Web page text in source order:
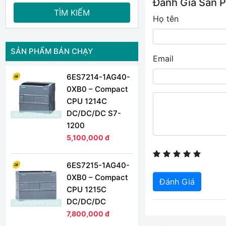
Đánh Giá Sản
Họ tên
Email
Đánh Giá
TÌM KIẾM
SẢN PHẨM BÁN CHẠY
6ES7214-1AG40-
0XB0 – Compact
CPU 1214C
DC/DC/DC S7-
1200
5,100,000 đ
6ES7215-1AG40-
0XB0 – Compact
CPU 1215C
DC/DC/DC
7,800,000 đ